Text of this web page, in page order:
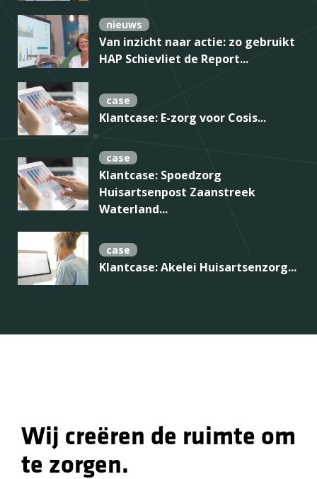
nieuws
Van inzicht naar actie: zo gebruikt
HAP Schievliet de Report...
case
Klantcase: E-zorg voor Cosis...
case
Klantcase: Spoedzorg
Huisartsenpost Zaanstreek
Waterland...
case
Klantcase: Akelei Huisartsenzorg...
Wij creëren de ruimte om
te zorgen.